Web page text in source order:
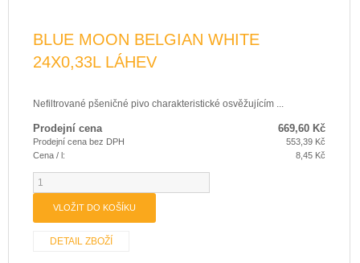
BLUE MOON BELGIAN WHITE
24X0,33L LÁHEV
Nefiltrované pšeničné pivo charakteristické osvěžujícím ...
Prodejní cena 669,60 Kč
Prodejní cena bez DPH
553,39 Kč
Cena / l:
8,45 Kč
DETAIL ZBOŽÍ